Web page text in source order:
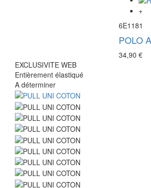
+
6E1181
POLO
34,90 €
EXCLUSIVITE WEB
Entièrement élastiqué
A déterminer